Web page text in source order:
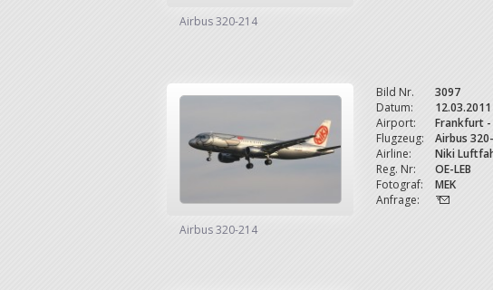
Airbus 320-214
Airbus 320-214
Bild Nr.
3097
Datum:
12.03.2011
Airport:
Frankfurt -
Flugzeug:
Airbus
Airline:
Niki
Reg. Nr:
OE-LEB
Fotograf:
MEK
Anfrage: